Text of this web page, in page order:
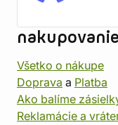
nakupovanie
Všetko o nákupe
Doprava a Platba
Ako balíme
Reklamácie a